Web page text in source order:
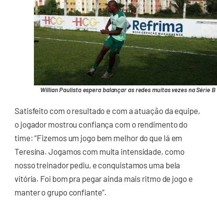
Willian Paulista espera balançar as redes muitas vezes na Série B
Satisfeito com o resultado e com a atuação da equipe,
o jogador mostrou confiança com o rendimento do
time: “Fizemos um jogo bem melhor do que lá em
Teresina. Jogamos com muita intensidade, como
nosso treinador pediu, e conquistamos uma bela
vitória. Foi bom pra pegar ainda mais ritmo de jogo e
manter o grupo confiante”.